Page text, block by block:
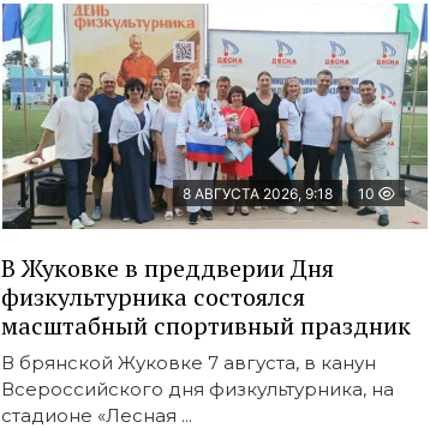
8 АВГУСТА 2026, 9:18 10
В Жуковке в преддверии Дня
физкультурника состоялся
масштабный спортивный праздник
В брянской Жуковке 7 августа, в канун
Всероссийского дня физкультурника, на
стадионе «Лесная ...